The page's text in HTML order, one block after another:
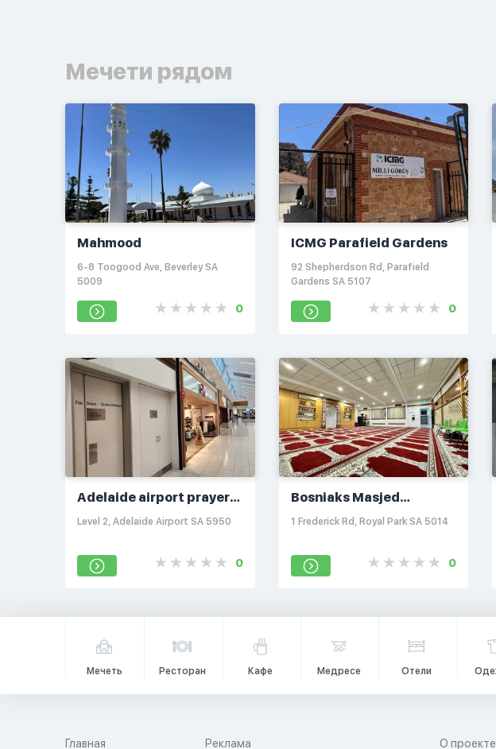
Мечети рядом
Mahmood
6-8 Toogood Ave, Beverley SA
5009
0
ICMG Parafield Gardens
92 Shepherdson Rd, Parafield
Gardens SA 5107
0
Adelaide airport prayer
room
Level 2, Adelaide Airport SA 5950
0
Bosniaks Masjed
Adelaide/Royal Park
1 Frederick Rd, Royal Park SA 5014
0
Мечеть Ресторан Кафе Медресе Отели
Главная Реклама О проекте